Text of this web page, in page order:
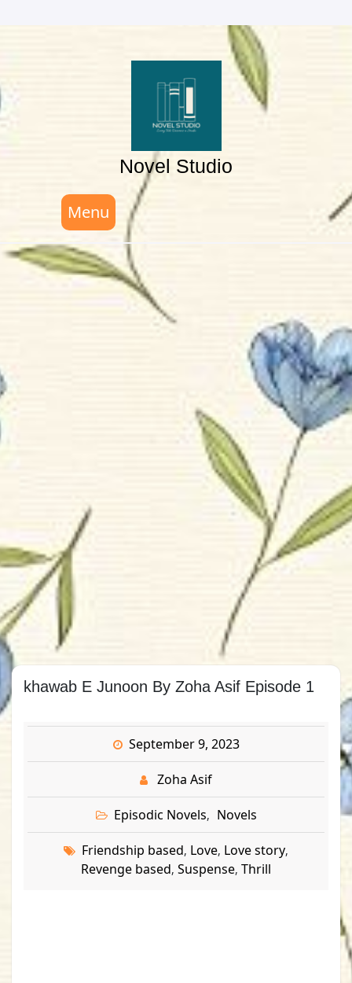
Novel Studio
Menu
khawab E Junoon By Zoha Asif Episode 1
September 9, 2023
Zoha Asif
Episodic Novels, Novels
Friendship based, Love, Love story,
Revenge based, Suspense, Thrill